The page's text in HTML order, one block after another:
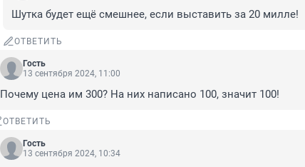
Шутка будет ещё смешнее, если выставить за 20 милле!
ОТВЕТИТЬ
Гость
13 сентября 2024, 11:00
Почему цена им 300? На них написано 100, значит 100!
ОТВЕТИТЬ
Гость
13 сентября 2024, 10:34